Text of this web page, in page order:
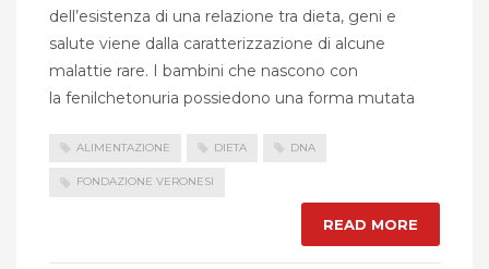
dell’esistenza di una relazione tra dieta, geni e
salute viene dalla caratterizzazione di alcune
malattie rare. I bambini che nascono con
la fenilchetonuria possiedono una forma mutata
ALIMENTAZIONE DIETA DNA
FONDAZIONE VERONESI
READ MORE